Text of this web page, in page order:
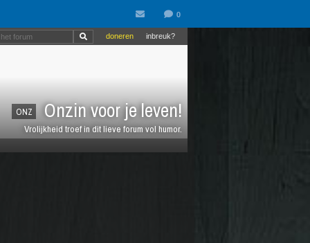
ONZ Onzin voor je leven!
Vrolijkheid troef in dit lieve forum vol humor.
inbreuk?
doneren